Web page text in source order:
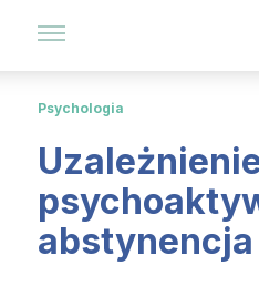
Psychologia
abstynencja